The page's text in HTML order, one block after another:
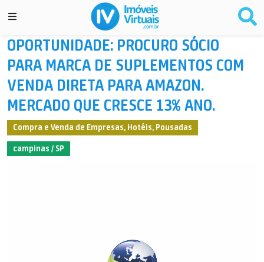
OPORTUNIDADE: PROCURO SÓCIO
PARA MARCA DE SUPLEMENTOS COM
VENDA DIRETA PARA AMAZON.
MERCADO QUE CRESCE 13% ANO.
Compra e Venda de Empresas, Hotéis, Pousadas
campinas / SP